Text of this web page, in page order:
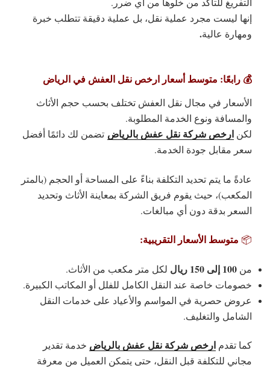
إنها ليست مجرد عملية نقل، بل عملية دقيقة تتطلب خبرة
ومهارة عالية.
💰 رابعًا: متوسط أسعار ارخص نقل العفش في الرياض
الأسعار في مجال نقل العفش تختلف بحسب حجم الأثاث
والمسافة ونوع الخدمة المطلوبة.
لكن ارخص شركة نقل عفش بالرياض تضمن لك دائمًا أفضل
سعر مقابل جودة الخدمة.
عادةً ما يتم تحديد التكلفة بناءً على المساحة أو الحجم (بالمتر
المكعب)، حيث يقوم فريق الشركة بمعاينة الأثاث وتحديد
السعر بدقة دون أي مبالغات.
📦 متوسط الأسعار التقريبية:
من 100 إلى 150 ريال
لكل متر مكعب من الأثاث.
خصومات خاصة عند النقل الكامل للفلل أو المكاتب الكبيرة.
عروض حصرية في المواسم والأعياد على خدمات النقل
الشامل والتغليف.
كما تقدم ارخص شركة نقل عفش بالرياض خدمة تقدير
مجاني للتكلفة قبل النقل، حتى يتمكن العميل من معرفة